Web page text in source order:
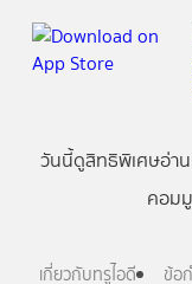
วันนี้ดูสิทธิพิเศษอ่าน
คอม
เกี่ยวกับทรูไอดี ข้อ